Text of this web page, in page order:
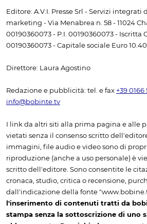
Editore: A.V.I. Presse Srl - Servizi
marketing - Via Menabrea n. 58 - 11024
00190360073 - P.I. 00190360073 - Iscritta
00190360073 - Capitale sociale Euro
Direttore: Laura Agostino
Redazione e pubblicità: tel. e fax +39
info@bobinte.tv
I link da altri siti alla prima pagina e alle
vietati senza il consenso scritto
immagini, file audio e video sono di
riproduzione (anche a uso personale) è
scritto dell'editore. Sono consentite le
cronaca, studio, critica o recensione,
dall'indicazione della fonte
l'inserimento di contenuti tratti da
stampa senza la sottoscrizione di uno